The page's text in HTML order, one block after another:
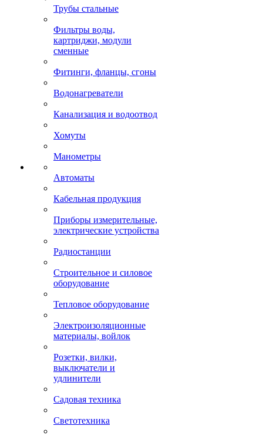
Трубы стальные
Фильтры воды,
картриджи, модули
сменные
Фитинги, фланцы, сгоны
Водонагреватели
Канализация и водоотвод
Хомуты
Манометры
Автоматы
Кабельная продукция
Приборы измерительные,
электрические устройства
Радиостанции
Строительное и силовое
оборудование
Тепловое оборудование
Электроизоляционные
материалы, войлок
Розетки, вилки,
выключатели и
удлинители
Садовая техника
Светотехника